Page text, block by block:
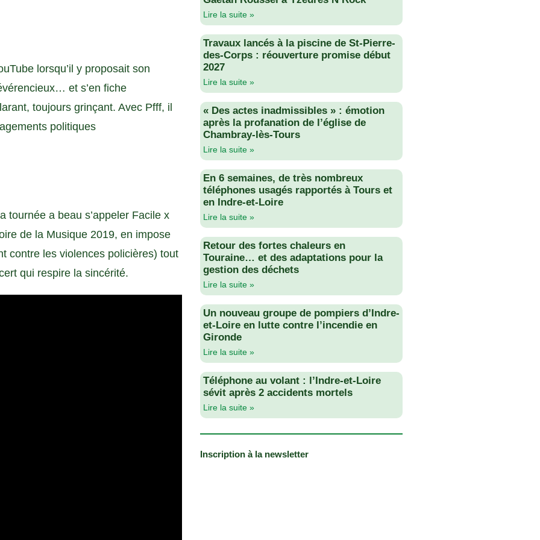
lorsqu’il y proposait son
et s’en fiche
toujours grinçant. Avec Pfff, il
politiques
tournée a beau s’appeler Facile x
de la Musique 2019, en impose
contre les violences policières) tout
qui respire la sincérité.
Lire la suite »
Travaux lancés à la piscine de St-Pierre-
des-Corps : réouverture promise début
2027
Lire la suite »
« Des actes inadmissibles » : émotion
après la profanation de l’église de
Chambray-lès-Tours
Lire la suite »
En 6 semaines, de très nombreux
téléphones usagés rapportés à Tours et
en Indre-et-Loire
Lire la suite »
Retour des fortes chaleurs en
Touraine… et des adaptations pour la
gestion des déchets
Lire la suite »
Un nouveau groupe de pompiers d’Indre-
et-Loire en lutte contre l’incendie en
Gironde
Lire la suite »
Téléphone au volant : l’Indre-et-Loire
sévit après 2 accidents mortels
Lire la suite »
Inscription à la newsletter